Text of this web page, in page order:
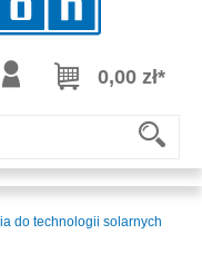
0 przedmioty na liście
0,00 zł*
do technologii solarnych